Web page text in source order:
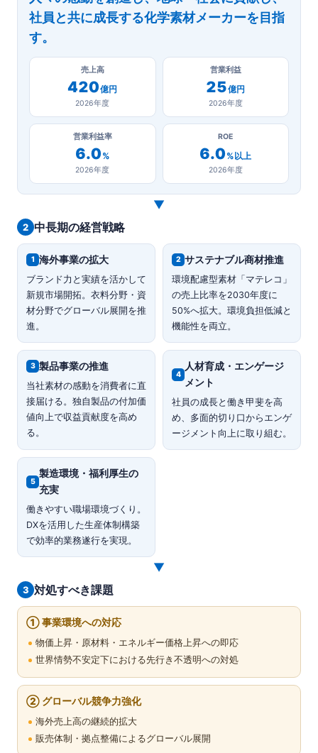
社員と共に成長する化学素材メーカーを目指
す。
売上高
420億円
2026年度
営業利益
25億円
2026年度
営業利益率
6.0%
2026年度
ROE
6.0%以上
2026年度
▼
2 中長期の経営戦略
1 海外事業の拡大
ブランド力と実績を活かして
新規市場開拓。衣料分野・資
材分野でグローバル展開を推
進。
2 サステナブル商材推進
環境配慮型素材「マテレコ」
の売上比率を2030年度に
50%へ拡大。環境負担低減と
機能性を両立。
3 製品事業の推進
当社素材の感動を消費者に直
接届ける。独自製品の付加価
値向上で収益貢献度を高め
る。
4
人材育成・エンゲージ
メント
社員の成長と働き甲斐を高
め、多面的切り口からエンゲ
ージメント向上に取り組む。
5
製造環境・福利厚生の
充実
働きやすい職場環境づくり。
DXを活用した生産体制構築
で効率的業務遂行を実現。
▼
3 対処すべき課題
① 事業環境への対応
物価上昇・原材料・エネルギー価格上昇への即応
世界情勢不安定下における先行き不透明への対処
② グローバル競争力強化
海外売上高の継続的拡大
販売体制・拠点整備によるグローバル展開